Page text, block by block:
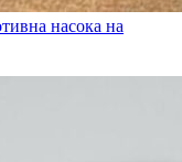
насока на